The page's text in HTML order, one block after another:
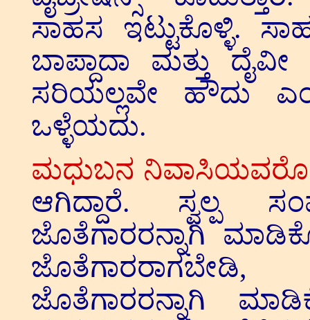
ಸಾಹಸ ಇಟ್ಟುಕೊಳ್ಳಿ.
ಬಾಪ್ದಾದಾ ಮತ್ತು
ಸರಿಯಲ್ಲವೇ ಹೌದು
ಒಳ್ಳೆಯದು.
ಮಧುಬನ
ಆಗಿದ್ದಾರೆ. ಸ್ವಲ್ಪ
ಜೊತೆಗಾರರನ್ನಾಗಿ
ಜೊತೆಗಾರರನ್ನಾಗಿ